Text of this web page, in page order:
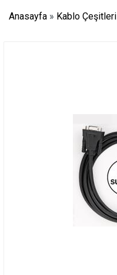
Anasayfa » Kablo Çeşitleri